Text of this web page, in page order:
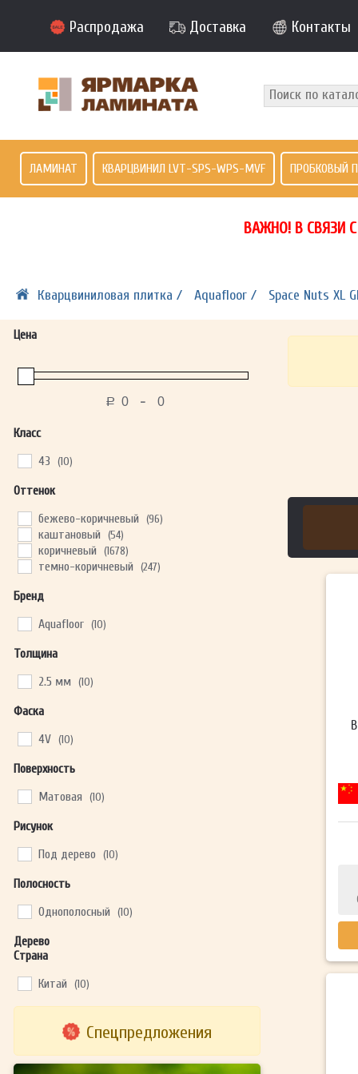
Распродажа Доставка Контакты
ЛАМИНАТ КВАРЦВИНИЛ LVT-SPS-WPS-MVF ПРОБКОВЫЙ
ВАЖНО! В СВЯЗИ
Кварцвиниловая плитка / Aquafloor / Space Nuts XL
Цена
Р -
Класс
43 (10)
Оттенок
бежево-коричневый (96)
каштановый (54)
коричневый (1678)
темно-коричневый (247)
Бренд
Aquafloor (10)
Толщина
2.5 мм (10)
Фаска
4V (10)
Поверхность
Матовая (10)
Рисунок
Под дерево (10)
Полосность
Однополосный (10)
Дерево
Страна
Китай (10)
Спецпредложения